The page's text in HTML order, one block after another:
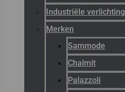
Industriële verlichting
Merken
Sammode
Chalmit
Palazzoli